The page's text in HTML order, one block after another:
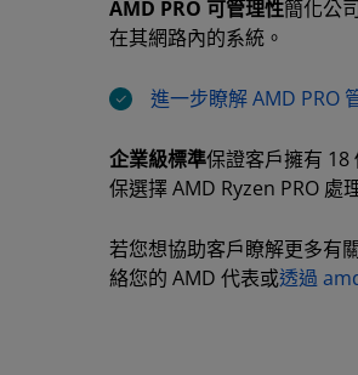
AMD PRO 可管理性簡化公
在其網路內的系統。
進一步瞭解 AMD PRO
企業級標準保證客戶擁有 18
保選擇 AMD Ryzen PRO 處
若您想協助客戶瞭解更多有
絡您的 AMD 代表或透過